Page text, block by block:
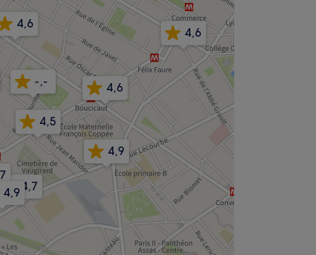
4,6
4,7
4,6
4,9
4,5
4,9
4,6
-,-